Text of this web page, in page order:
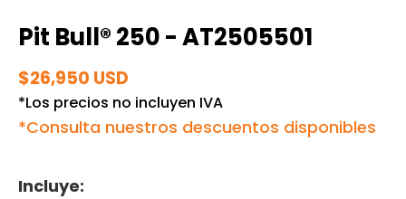
Pit Bull® 250 - AT2505501
$26,950 USD
*Los precios no incluyen IVA
*Consulta nuestros descuentos disponibles
Incluye: